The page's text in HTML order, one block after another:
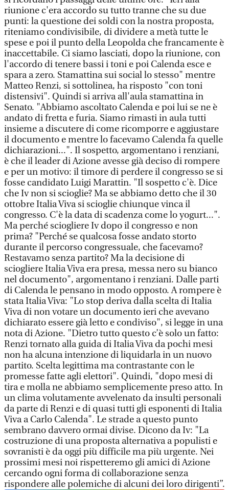
riunione c'era accordo su tutto tranne che su due
punti: la questione dei soldi con la nostra proposta,
riteniamo condivisibile, di dividere a metà tutte le
spese e poi il punto della Leopolda che francamente è
inaccettabile. Ci siamo lasciati, dopo la riunione, con
l'accordo di tenere bassi i toni e poi Calenda esce e
spara a zero. Stamattina sui social lo stesso" mentre
Matteo Renzi, si sottolinea, ha risposto "con toni
distensivi". Quindi si arriva all'aula stamattina in
Senato. "Abbiamo ascoltato Calenda e poi lui se ne è
andato di fretta e furia. Siamo rimasti in aula tutti
insieme a discutere di come ricomporre e aggiustare
il documento e mentre lo facevamo Calenda fa quelle
dichiarazioni...". Il sospetto, argomentano i renziani,
è che il leader di Azione avesse già deciso di rompere
e per un motivo: il timore di perdere il congresso se si
fosse candidato Luigi Marattin. "Il sospetto c'è. Dice
che Iv non si scioglie? Ma se abbiamo detto che il 30
ottobre Italia Viva si scioglie chiunque vinca il
congresso. C'è la data di scadenza come lo yogurt...".
Ma perché sciogliere Iv dopo il congresso e non
prima? "Perché se qualcosa fosse andato storto
durante il percorso congressuale, che facevamo?
Restavamo senza partito? Ma la decisione di
sciogliere Italia Viva era presa, messa nero su bianco
nel documento", argomentano i renziani. Dalle parti
di Calenda le pensano in modo opposto. A rompere è
stata Italia Viva: "Lo stop deriva dalla scelta di Italia
Viva di non votare un documento ieri che avevano
dichiarato essere già letto e condiviso", si legge in una
nota di Azione. "Dietro tutto questo c’è solo un fatto:
Renzi tornato alla guida di Italia Viva da pochi mesi
non ha alcuna intenzione di liquidarla in un nuovo
partito. Scelta legittima ma contrastante con le
promesse fatte agli elettori". Quindi, "dopo mesi di
tira e molla ne abbiamo semplicemente preso atto. In
un clima volutamente avvelenato da insulti personali
da parte di Renzi e di quasi tutti gli esponenti di Italia
Viva a Carlo Calenda". Le strade a questo punto
sembrano davvero ormai divise. Dicono da Iv: "La
costruzione di una proposta alternativa a populisti e
sovranisti è da oggi più difficile ma più urgente. Nei
prossimi mesi noi rispetteremo gli amici di Azione
cercando ogni forma di collaborazione senza
rispondere alle polemiche di alcuni dei loro dirigenti”.